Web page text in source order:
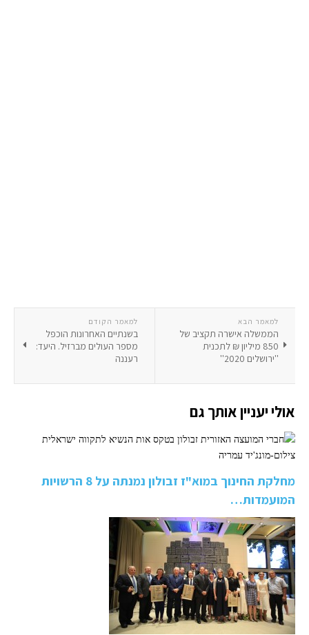
למאמר הקודם
בשנתיים האחרונות הוכפל
מספר העולים מברזיל. היעד:
רעננה
למאמר הבא
הממשלה אישרה תקציב של
850 מיליון ₪ לתכנית
''ירושלים 2020''
אולי יעניין אותך גם
מחלקת החינוך במוא"ז זבולון נמנתה על 8 הרשויות
המועמדות…